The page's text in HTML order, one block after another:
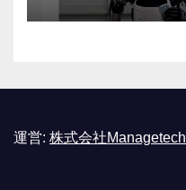
運営: 株式会社Managetech